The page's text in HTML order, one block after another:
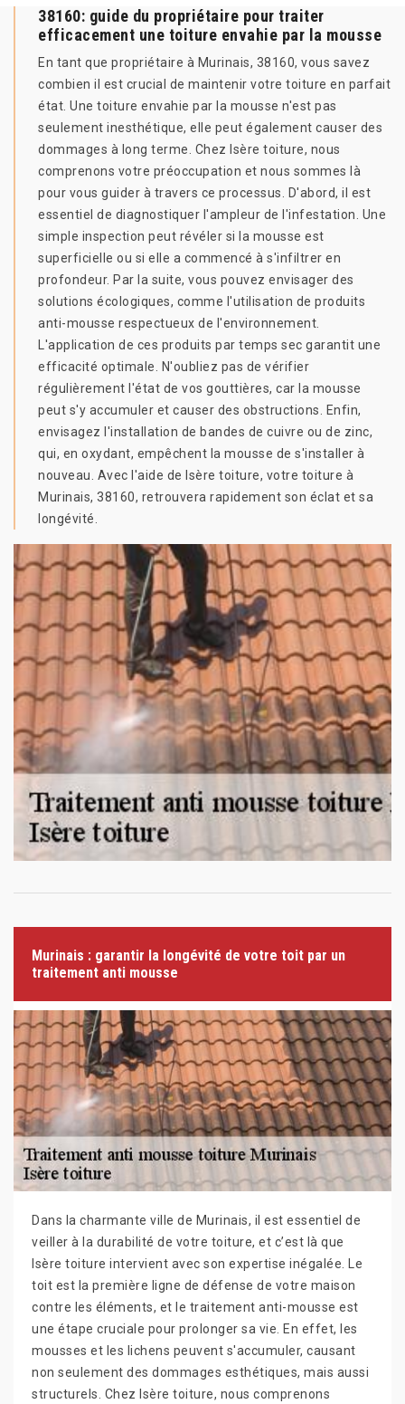
38160: guide du propriétaire pour traiter
efficacement une toiture envahie par la mousse
En tant que propriétaire à Murinais, 38160, vous savez
combien il est crucial de maintenir votre toiture en parfait
état. Une toiture envahie par la mousse n'est pas
seulement inesthétique, elle peut également causer des
dommages à long terme. Chez Isère toiture, nous
comprenons votre préoccupation et nous sommes là
pour vous guider à travers ce processus. D'abord, il est
essentiel de diagnostiquer l'ampleur de l'infestation. Une
simple inspection peut révéler si la mousse est
superficielle ou si elle a commencé à s'infiltrer en
profondeur. Par la suite, vous pouvez envisager des
solutions écologiques, comme l'utilisation de produits
anti-mousse respectueux de l'environnement.
L'application de ces produits par temps sec garantit une
efficacité optimale. N'oubliez pas de vérifier
régulièrement l'état de vos gouttières, car la mousse
peut s'y accumuler et causer des obstructions. Enfin,
envisagez l'installation de bandes de cuivre ou de zinc,
qui, en oxydant, empêchent la mousse de s'installer à
nouveau. Avec l'aide de Isère toiture, votre toiture à
Murinais, 38160, retrouvera rapidement son éclat et sa
longévité.
Murinais : garantir la longévité de votre toit par un
traitement anti mousse
Dans la charmante ville de Murinais, il est essentiel de
veiller à la durabilité de votre toiture, et c’est là que
Isère toiture intervient avec son expertise inégalée. Le
toit est la première ligne de défense de votre maison
contre les éléments, et le traitement anti-mousse est
une étape cruciale pour prolonger sa vie. En effet, les
mousses et les lichens peuvent s'accumuler, causant
non seulement des dommages esthétiques, mais aussi
structurels. Chez Isère toiture, nous comprenons